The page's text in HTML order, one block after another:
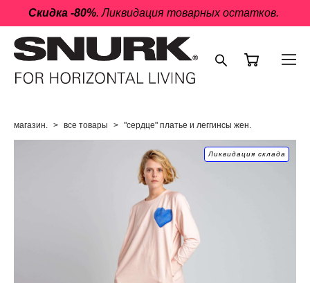
Скидка -80%. Ликвидация товарных остатков.
магазин. > все товары > "сердце" платье и леггинсы жен.
Ликвидация склада